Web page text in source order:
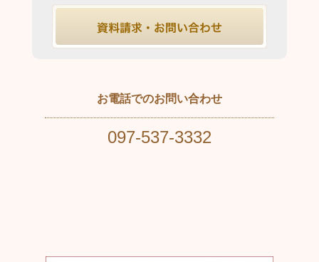
お電話でのお問い合わせ
097-537-3332